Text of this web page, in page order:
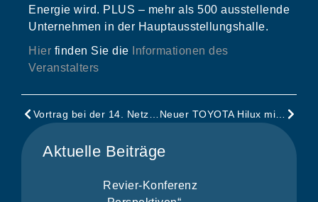
Energie wird. PLUS – mehr als 500 ausstellende
Unternehmen in der Hauptausstellungshalle.
Hier finden Sie die
Informationen des
Veranstalters
Neuer TOYOTA Hilux mit Brennstoffzellentechnik
Vortrag bei der 14. Netzwerkkonferenz zum aktuellen Stand HyPipCo
Aktuelle Beiträge
Revier-Konferenz